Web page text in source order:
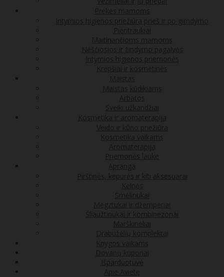
Prekės mamoms
Intymios higienos priežiūra prieš ir po gimdymo
Pientraukiai
Maitinančioms mamoms
Nėščiosios ir žindymo pagalvės
Intymios higienos priemonės
Krepšiai ir kosmetinės
Maistas
Maistas kūdikiams
Arbatos
Sveiki užkandžiai
Kosmetika ir aromaterapija
Veido ir kūno priežiūra
Kosmetika vaikams
Aromaterapija
Priemonės lauke
Apranga
Pirštinės, kepurės ir kiti aksesuarai
Kelnės
Smėlinukai
Megztukai ir džemperiai
Šliaužtinukai ir kombinezonai
Marškinėliai
Drabužėlių komplektai
Knygos vaikams
Dovanų kuponai
Išparduotuvė
Apie Avietę